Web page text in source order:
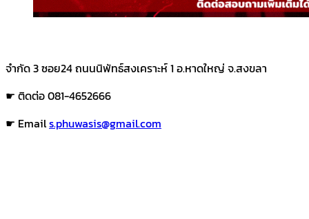
จำกัด 3 ซอย24 ถนนนิพัทธ์สงเคราะห์ 1 อ.หาดใหญ่ จ.สงขลา
☛ ติดต่อ 081-4652666
☛ Emails.phuwasis@gmail.com